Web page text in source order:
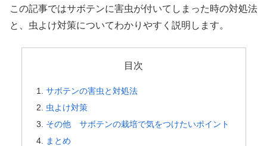
この記事ではサボテンに害虫が付いてしまった時の対処法
と、虫よけ対策についてわかりやすく説明します。
目次
サボテンの害虫と対処法
虫よけ対策
その他 サボテンの栽培で気をつけたいポイント
まとめ